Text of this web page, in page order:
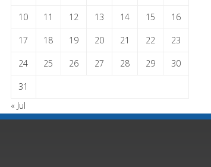
10 11 12 13 14 15 16
17 18 19 20 21 22 23
24 25 26 27 28 29 30
31
« Jul